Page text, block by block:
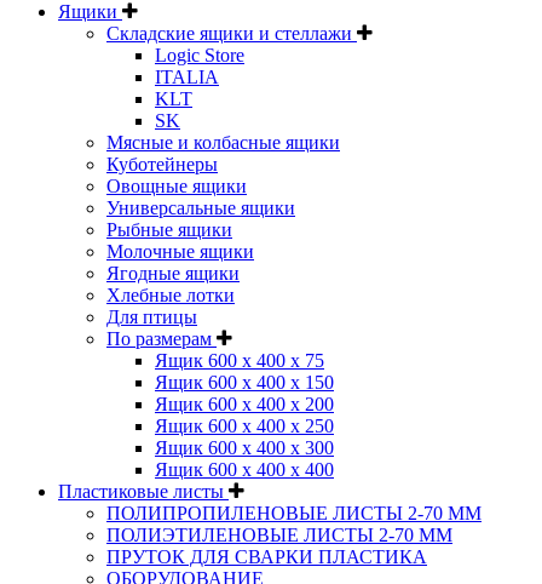
Ящики
Складские ящики и стеллажи
Logic Store
ITALIA
KLT
SK
Мясные и колбасные ящики
Куботейнеры
Овощные ящики
Универсальные ящики
Рыбные ящики
Молочные ящики
Ягодные ящики
Хлебные лотки
Для птицы
По размерам
Ящик 600 х 400 х 75
Ящик 600 х 400 х 150
Ящик 600 х 400 х 200
Ящик 600 х 400 х 250
Ящик 600 х 400 х 300
Ящик 600 х 400 х 400
Пластиковые листы
ПОЛИПРОПИЛЕНОВЫЕ ЛИСТЫ 2-70 ММ
ПОЛИЭТИЛЕНОВЫЕ ЛИСТЫ 2-70 ММ
ПРУТОК ДЛЯ СВАРКИ ПЛАСТИКА
ОБОРУДОВАНИЕ